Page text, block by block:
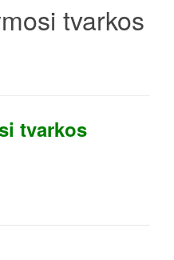
tvarkos
tvarkos